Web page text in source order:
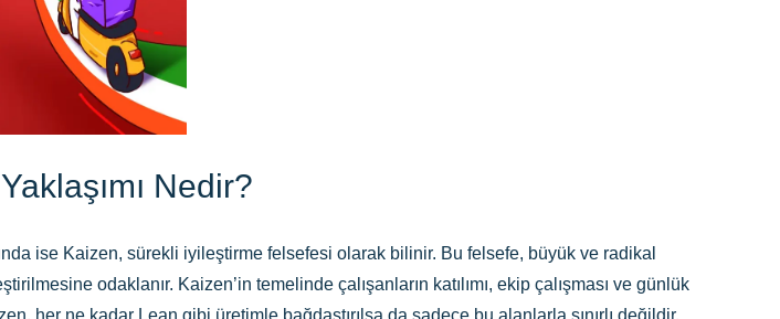
Nedir?
ise Kaizen, sürekli iyileştirme felsefesi olarak bilinir. Bu felsefe, büyük ve radikal
odaklanır. Kaizen’in temelinde çalışanların katılımı, ekip çalışması ve günlük
her ne kadar Lean gibi üretimle bağdaştırılsa da sadece bu alanlarla sınırlı değildir.